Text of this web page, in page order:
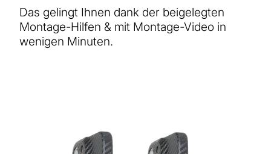
Das gelingt Ihnen dank der beigelegten
Montage-Hilfen & mit Montage-Video in
wenigen Minuten.